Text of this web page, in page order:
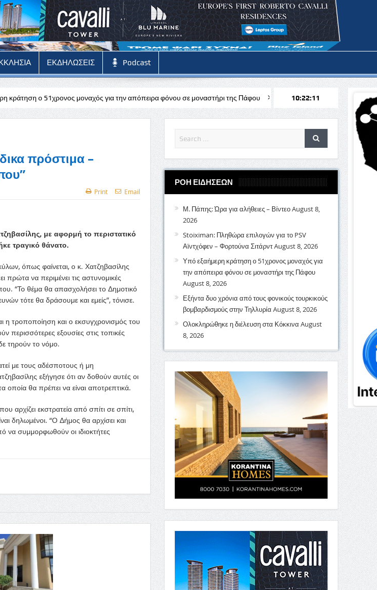
ΕΚΔΗΛΩΣΕΙΣ Podcast
μοναχός για την απόπειρα φόνου σε μοναστήρι της Πάφου Εξήντα δυο χρόνια από τους φονικούς
10:22:13
πρόστιμα –
Print Email
με αφορμή το περιστατικό
τραγικό θάνατο.
όπως φαίνεται, ο κ. Χατζηβασίλης
να περιμένει τις αστυνομικές
“Το θέμα θα απασχολήσει το Δημοτικό
τότε θα δράσουμε και εμείς”, τόνισε.
η τροποποίηση και ο εκσυγχρονισμός του
εξουσίες στις τοπικές
τηρούν το νόμο.
με τους αδέσποτους ή μη
εξήγησε ότι αν δοθούν αυτές οι
οποία θα πρέπει να είναι αποτρεπτικά.
εκστρατεία από σπίτι σε σπίτι,
δηλωμένοι. “Ο Δήμος θα αρχίσει και
να συμμορφωθούν οι ιδιοκτήτες
ΡΟΗ ΕΙΔΗΣΕΩΝ
Μ. Πάπης: Ώρα για αλήθειες – ΒίντεοAugust 8,
2026
Stoiximan: Πληθώρα επιλογών για το PSV
Αϊντχόφεν – Φορτούνα ΣιτάρντAugust 8, 2026
Υπό εξαήμερη κράτηση ο 51χρονος μοναχός για
την απόπειρα φόνου σε μοναστήρι της Πάφου
August 8, 2026
Εξήντα δυο χρόνια από τους φονικούς τουρκικούς
βομβαρδισμούς στην Τηλλυρία August 8, 2026
Ολοκληρώθηκε η διέλευση στα Κόκκινα August
8, 2026